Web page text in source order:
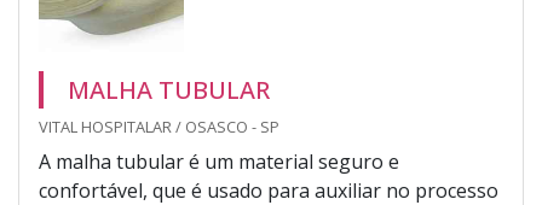
MALHA TUBULAR
VITAL HOSPITALAR / OSASCO - SP
A malha tubular é um material seguro e
confortável, que é usado para auxiliar no processo